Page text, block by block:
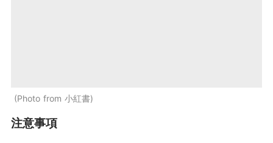
Photo from 小紅書
注意事項